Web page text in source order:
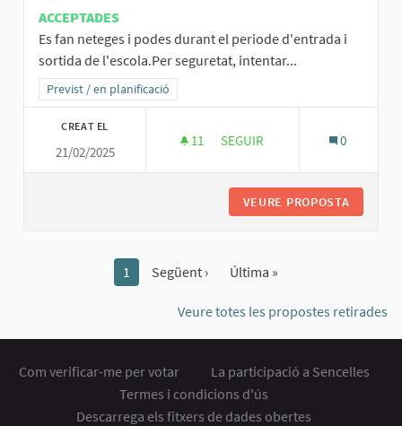
ACCEPTADES
Es fan neteges i podes durant el periode d'entrada i
sortida de l'escola.Per seguretat, intentar...
Resultats al filtrar per la categoria: Previst / en planificació
Previst / en planificació
CREAT EL
21/02/2025
11 11 SEGUIDORES
SEGUIR 0
VEURE PROPOSTA
1 Següent › Última »
Veure totes les propostes retirades
Com verificar-me per votar
La participació a Sencelles
Termes i condicions d'ús
Descarrega els fitxers de dades obertes